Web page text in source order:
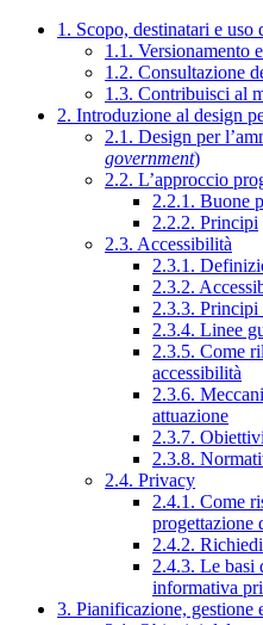
1. Scopo, destinatari e
1.1. Versionamento
1.2. Consultazione
1.3. Contribuisci al
2. Introduzione al design
2.1. Design per
government)
2.2. L’approccio
2.2.1. Buone
2.2.2. Principi
2.3. Accessibilità
2.3.1.
2.3.2.
2.3.3. Principi
2.3.4. Linee
2.3.5. Come
accessibilità
2.3.6.
attuazione
2.3.7.
2.3.8.
2.4. Privacy
2.4.1. Come
progettazione
2.4.2.
2.4.3. Le basi
informativa
3. Pianificazione, gestione